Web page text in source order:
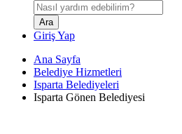
Giriş Yap
Ana Sayfa
Belediye Hizmetleri
Isparta Belediyeleri
Isparta Gönen Belediyesi